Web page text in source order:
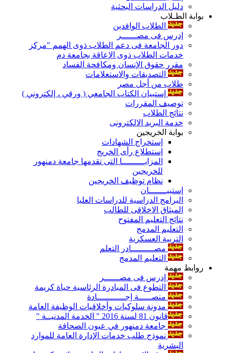
دليل الدراسات البحثية
بوابة الطـلاب
الطلاب الوافدين
إدرس فى مصــــــر
دور الجامعة فى دعم الطلاب ذوى الهمم "مركز
خدمات الطلاب ذوى الإعاقة بجامعة دم
مقرر حقوق الإنسان ومكافحة الفساد
التصديقات والاستعلامات
طلاب من أجل مصر
إستبيان الكتاب الجامعي ( ورقي ، إلكتروني )
توصيف المقررات
نتائج الطلاب
خدمة البريد الالكترونى
بوابة الخريجين
إستخراج الشهادات
إستطلاع رأى الخريج
المزايـــــــــا التى تقدمها جامعة دمنهور
للخريجين
نظام توظيف الخريجين
إستبيـــــــان
البرامج الدراسية للدراسات العليا
الميثاق الاخلاقى للطالب
نتائج التعليم المفتوح
التعليم المدمج
التربية العسكرية
مصـــــــــادر التعلم
التعليم المدمج
روابط مهمة
إدرس فى مصــــــر
التطوع فى المبادرة الرئاسية حياة كريمة
منصـــــة إجـــــــــــادة
مدونة سلوكيات وأخلاقيات الوظيفة العامة
قانون 81 لسنة 2016 " الخدمة المدنيــة "
جامعة دمنهور في عيون الصحافة
نموذج طلب خدمات الإدارة العامة للموارد
البشرية